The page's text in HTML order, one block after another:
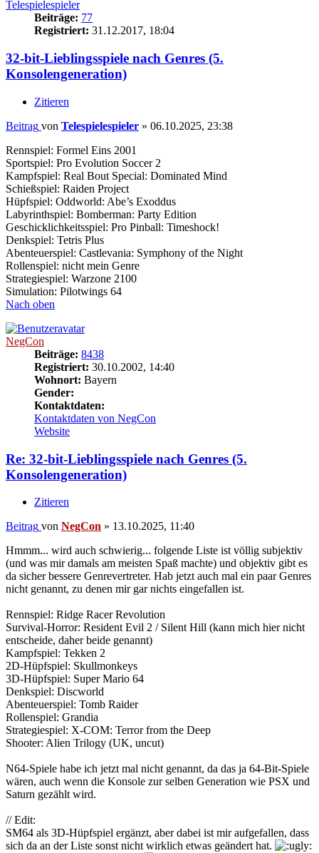
Telespielespieler
Beiträge: 77
Registriert: 31.12.2017, 18:04
32-bit-Lieblingsspiele nach Genres (5.
Konsolengeneration)
Zitieren
Beitrag von Telespielespieler » 06.10.2025, 23:38
Rennspiel: Formel Eins 2001
Sportspiel: Pro Evolution Soccer 2
Kampfspiel: Real Bout Special: Dominated Mind
Schießspiel: Raiden Project
Hüpfspiel: Oddworld: Abe’s Exoddus
Labyrinthspiel: Bomberman: Party Edition
Geschicklichkeitsspiel: Pro Pinball: Timeshock!
Denkspiel: Tetris Plus
Abenteuerspiel: Castlevania: Symphony of the Night
Rollenspiel: nicht mein Genre
Strategiespiel: Warzone 2100
Simulation: Pilotwings 64
Nach oben
NegCon
Beiträge: 8438
Registriert: 30.10.2002, 14:40
Wohnort: Bayern
Gender:
Kontaktdaten:
Kontaktdaten von NegCon
Website
Re: 32-bit-Lieblingsspiele nach Genres (5.
Konsolengeneration)
Zitieren
Beitrag von NegCon » 13.10.2025, 11:40
Hmmm... wird auch schwierig... folgende Liste ist völlig subjektiv
(und was mir damals am meisten Spaß machte) und objektiv gibt es
da sicher bessere Genrevertreter. Hab jetzt auch mal ein paar Genres
nicht genannt, zu denen mir gar nichts eingefallen ist.
Rennspiel: Ridge Racer Revolution
Survival-Horror: Resident Evil 2 / Silent Hill (kann mich hier nicht
entscheide, daher beide genannt)
Kampfspiel: Tekken 2
2D-Hüpfspiel: Skullmonkeys
3D-Hüpfspiel: Super Mario 64
Denkspiel: Discworld
Abenteuerspiel: Tomb Raider
Rollenspiel: Grandia
Strategiespiel: X-COM: Terror from the Deep
Shooter: Alien Trilogy (UK, uncut)
N64-Spiele habe ich jetzt mal nicht genannt, da das ja 64-Bit-Spiele
wären, auch wenn die Konsole zur selben Generation wie PSX und
Saturn gezählt wird.
// Edit:
SM64 als 3D-Hüpfspiel ergänzt, aber dabei ist mir aufgefallen, dass
sich da an der Liste sonst nicht wirklich etwas geändert hat.